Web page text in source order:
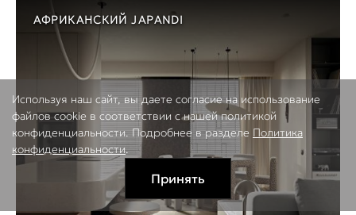
АФРИКАНСКИЙ JAPANDI
Используя наш сайт, вы даете согласие на использование
файлов cookie в соответствии с нашей политикой
конфиденциальности. Подробнее в разделе Политика
конфиденциальности.
Принять